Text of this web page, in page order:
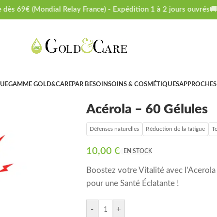
69€ (Mondial Relay France) - Expédition 1 à 2 jours ouvrés🚚
GAMME GOLD&CAREPAR BESOINSOINS & COSMÉTIQUES
Acérola – 60 Gélules
Défenses naturelles Réduction de la fatigue
10,00 € EN STOCK
Boostez votre Vitalité avec
pour une Santé Éclatante !
- +